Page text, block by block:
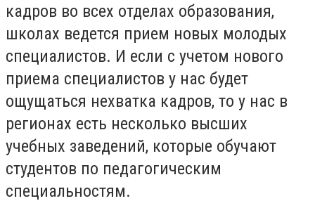
кадров во всех отделах образования,
школах ведется прием новых молодых
специалистов. И если с учетом нового
приема специалистов у нас будет
ощущаться нехватка кадров, то у нас в
регионах есть несколько высших
учебных заведений, которые обучают
студентов по педагогическим
специальностям.